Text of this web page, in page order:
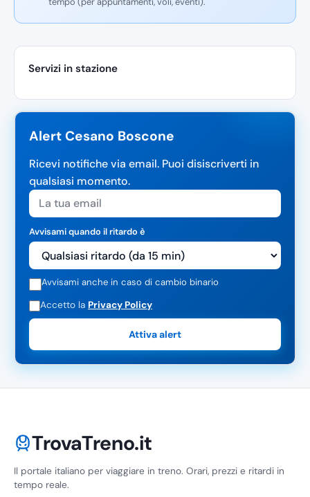
Servizi in stazione
Alert Cesano Boscone
Ricevi notifiche via email. Puoi disiscriverti in
qualsiasi momento.
Avvisami quando il ritardo è
Avvisami anche in caso di cambio binario
Accetto la Privacy Policy
Attiva alert
TrovaTreno.it
Il portale italiano per viaggiare in treno. Orari, prezzi e ritardi in
tempo reale.